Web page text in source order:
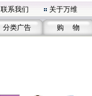
联系我们 关于万维
分类广告 购 物